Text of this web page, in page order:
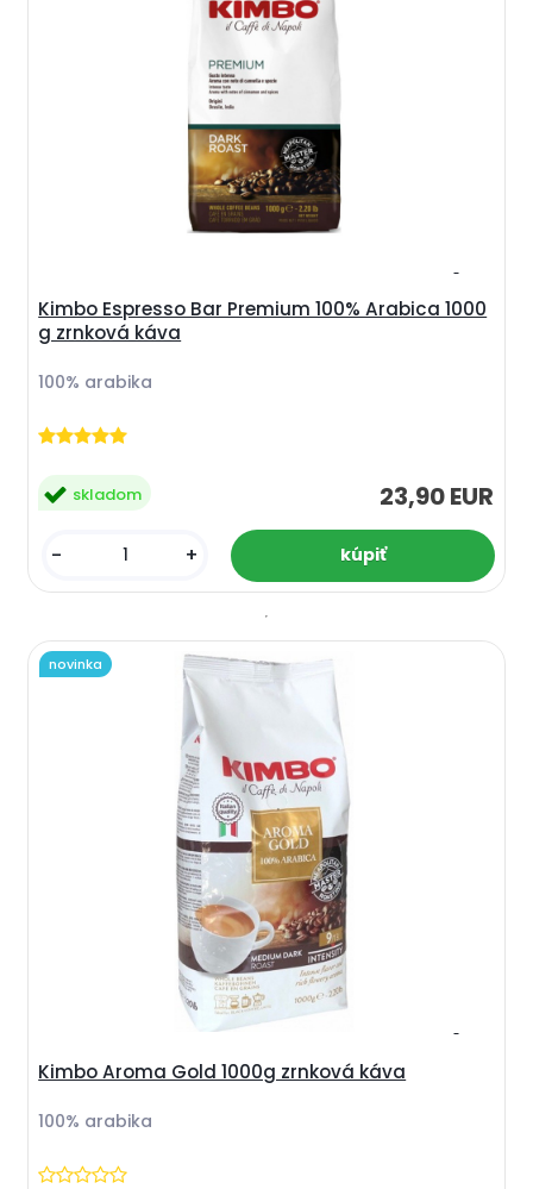
Kimbo Espresso Bar Premium 100% Arabica 1000
g zrnková káva
100% arabika
23,90 EUR
skladom
- +
Kimbo Aroma Gold 1000g zrnková káva
100% arabika
novinka